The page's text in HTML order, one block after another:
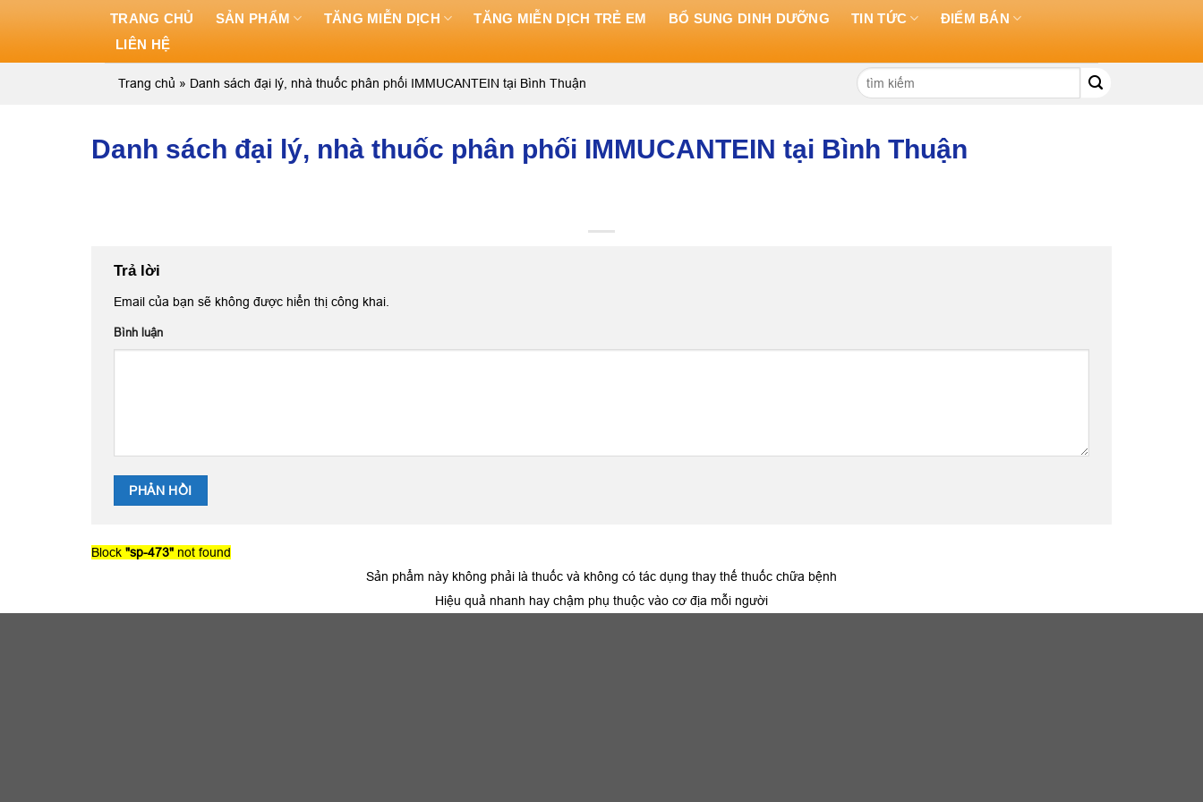
TRANG CHỦ SẢN PHẨM TĂNG MIỄN DỊCH TĂNG MIỄN DỊCH TRẺ EM BỔ SUNG DINH DƯỠNG TIN TỨC
ĐIỂM BÁN
LIÊN HỆ
Trang chủ » Danh sách đại lý, nhà thuốc phân phối IMMUCANTEIN tại Bình Thuận
Tìm
kiếm:
Danh sách đại lý, nhà thuốc phân phối IMMUCANTEIN tại Bình Thuận
Trả lời
Email của bạn sẽ không được hiển thị công khai.
Bình luận
Block "sp-473" not found
Sản phẩm này không phải là thuốc và không có tác dụng thay thế thuốc chữa bệnh
Hiệu quả nhanh hay chậm phụ thuộc vào cơ địa mỗi người